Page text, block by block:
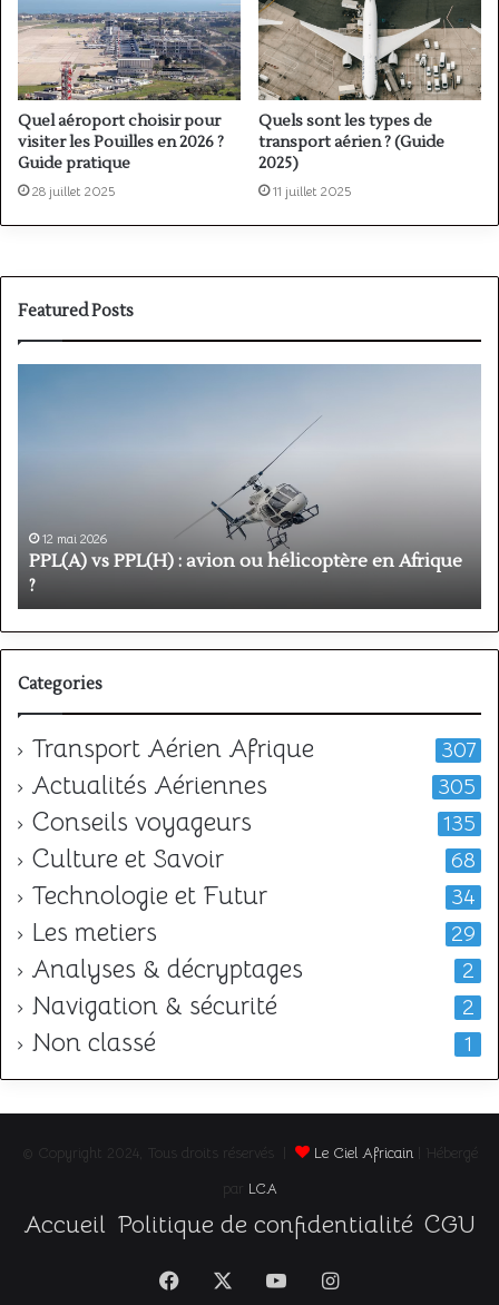
Quel aéroport choisir pour
visiter les Pouilles en 2026 ?
Guide pratique
28 juillet 2025
Quels sont les types de
transport aérien ? (Guide
2025)
11 juillet 2025
Featured Posts
PPL(A)
en
Afrique
12 mai 2026
PPL(A) vs PPL(H) : avion ou hélicoptère en Afrique
?
Categories
Transport Aérien Afrique 307
Actualités Aériennes 305
Conseils voyageurs 135
Culture et Savoir 68
Technologie et Futur 34
Les metiers 29
Analyses & décryptages 2
Navigation & sécurité 2
Non classé 1
© Copyright 2024, Tous droits réservés | Le Ciel Africain| Hébergé
par LCA
Accueil Politique de confidentialité CGU
Facebook YouTubeInstagram